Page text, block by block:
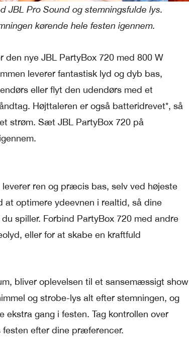
JBL Pro Sound og stemningsfulde lys.
kørende hele festen igennem.
den nye JBL PartyBox 720 med 800 W
leverer fantastisk lyd og dyb bas,
eller flyt den udendørs med et
Højttaleren er også batteridrevet*, så
strøm. Sæt JBL PartyBox 720 på
ren og præcis bas, selv ved højeste
at optimere ydeevnen i realtid, så dine
spiller. Forbind PartyBox 720 med andre
eller for at skabe en kraftfuld
bliver oplevelsen til et sansemæssigt show
og strobe-lys alt efter stemningen, og
gang i festen. Tag kontrollen over
efter dine præferencer.